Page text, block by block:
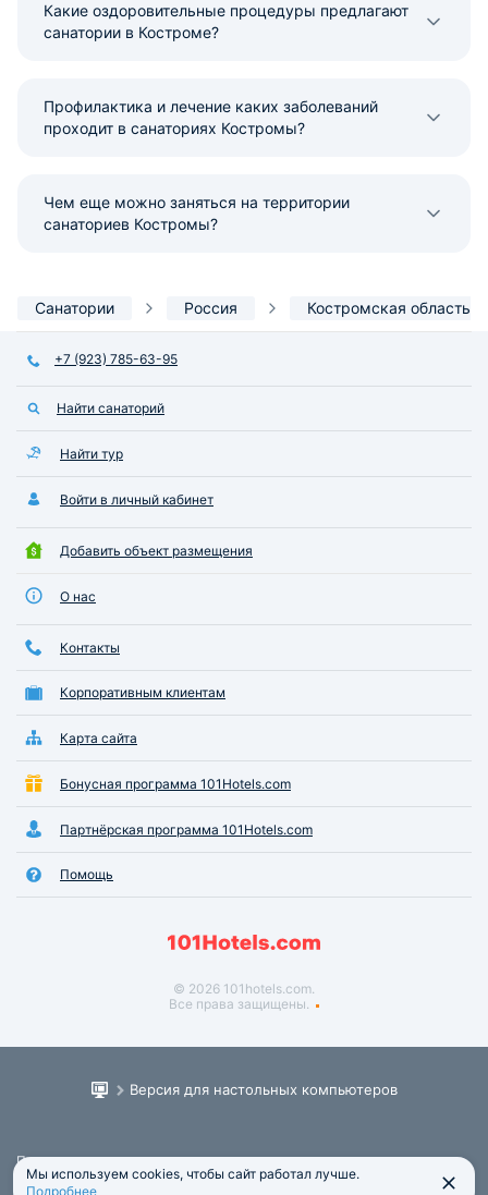
Какие оздоровительные процедуры предлагают
санатории в Костроме?
Профилактика и лечение каких заболеваний
проходит в санаториях Костромы?
Чем еще можно заняться на территории
санаториев Костромы?
Санатории Россия Костромская область
+7 (923) 785-63-95
Найти санаторий
Найти тур
Войти в личный кабинет
Добавить объект размещения
О нас
Контакты
Корпоративным клиентам
Карта сайта
Бонусная программа 101Hotels.com
Партнёрская программа 101Hotels.com
Помощь
© 2026 101hotels.com.
Все права защищены.
Версия для настольных компьютеров
Пользовательское соглашение
Юридическая информация
Мы используем cookies, чтобы сайт работал лучше.
Подробнее